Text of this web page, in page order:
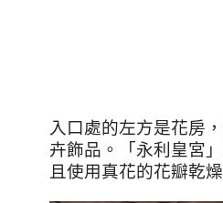
入口處的左方是花房
卉飾品。「永利皇宮
且使用真花的花瓣乾